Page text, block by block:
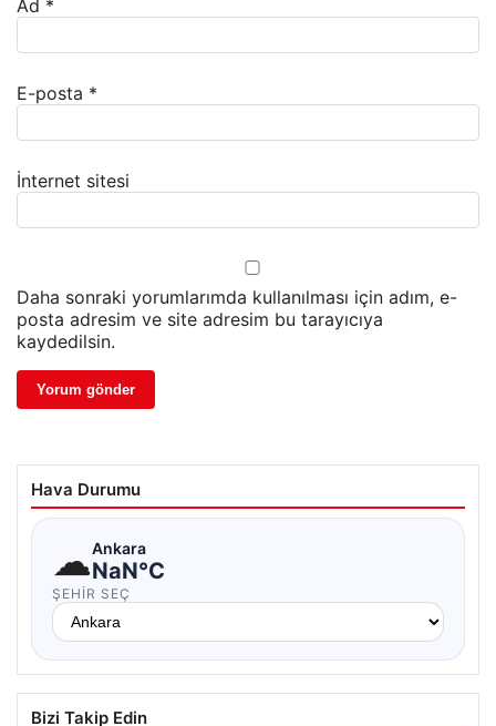
Ad *
E-posta *
İnternet sitesi
Daha sonraki yorumlarımda kullanılması için adım, e-
posta adresim ve site adresim bu tarayıcıya
kaydedilsin.
Hava Durumu
☁Ankara
NaN°C
ŞEHIR SEÇ
Bizi Takip Edin